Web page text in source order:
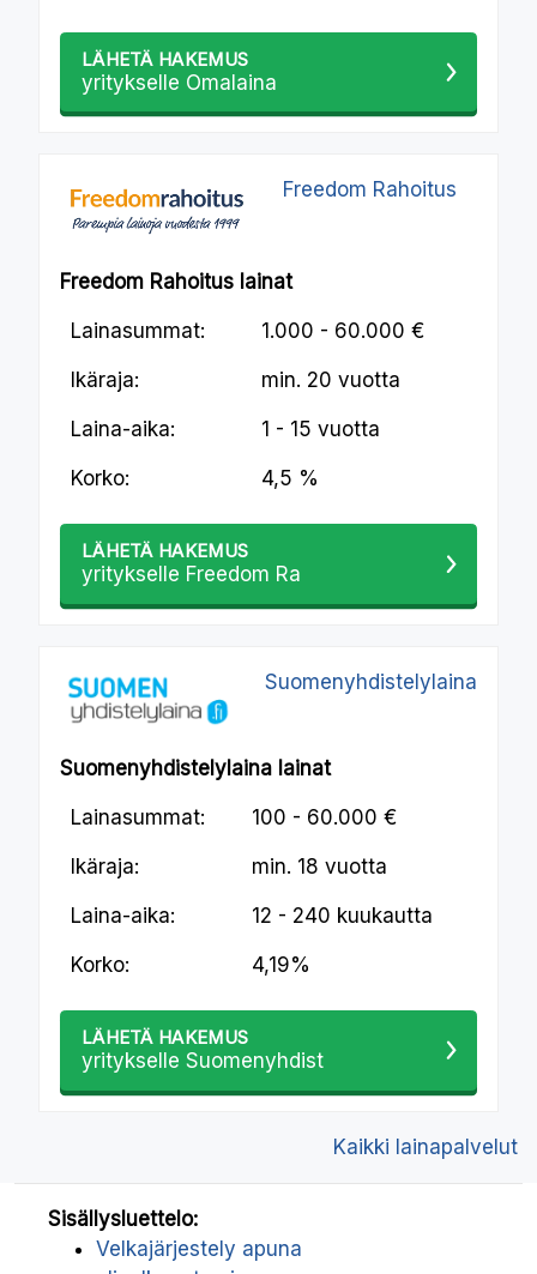
LÄHETÄ HAKEMUS
yritykselle Omalaina
Freedom Rahoitus
Freedom Rahoitus lainat
Lainasummat: 1.000 - 60.000 €
Ikäraja: min. 20 vuotta
Laina-aika: 1 - 15 vuotta
Korko: 4,5 %
LÄHETÄ HAKEMUS
yritykselle Freedom Ra
Suomenyhdistelylaina
Suomenyhdistelylaina lainat
Lainasummat: 100 - 60.000 €
Ikäraja: min. 18 vuotta
Laina-aika: 12 - 240 kuukautta
Korko: 4,19%
LÄHETÄ HAKEMUS
yritykselle Suomenyhdist
Kaikki lainapalvelut
Sisällysluettelo:
Velkajärjestely apuna